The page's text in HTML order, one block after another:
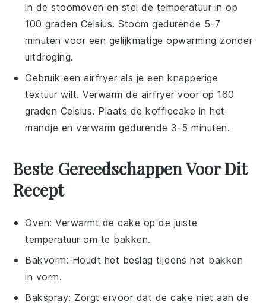
in de stoomoven en stel de temperatuur in op
100 graden Celsius. Stoom gedurende 5-7
minuten voor een gelijkmatige opwarming zonder
uitdroging.
Gebruik een airfryer als je een knapperige
textuur wilt. Verwarm de airfryer voor op 160
graden Celsius. Plaats dekoffiecake in het
mandje en verwarm gedurende 3-5 minuten.
Beste Gereedschappen Voor Dit
Recept
Oven: Verwarmt de cake op de juiste
temperatuur om te bakken.
Bakvorm: Houdt het beslag tijdens het bakken
in vorm.
Bakspray: Zorgt ervoor dat de cake niet aan de